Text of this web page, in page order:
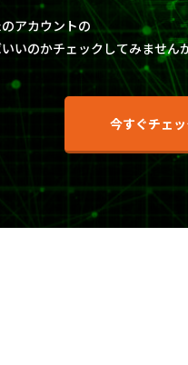
アカウントの
いのかチェックしてみません
今すぐチェ